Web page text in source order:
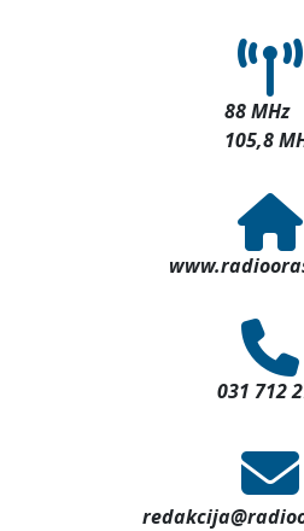
88 MHz
105,8
031 712